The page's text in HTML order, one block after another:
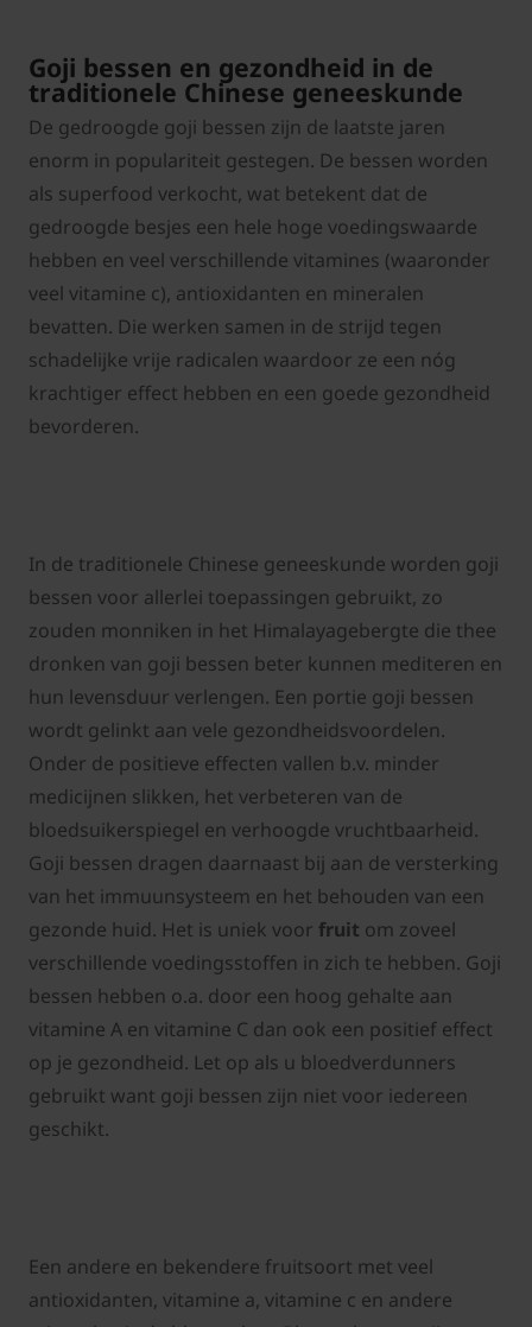
Goji bessen en gezondheid in de
traditionele Chinese geneeskunde
De gedroogde goji bessen zijn de laatste jaren
enorm in populariteit gestegen. De bessen worden
als superfood verkocht, wat betekent dat de
gedroogde besjes een hele hoge voedingswaarde
hebben en veel verschillende vitamines (waaronder
veel vitamine c), antioxidanten en mineralen
bevatten. Die werken samen in de strijd tegen
schadelijke vrije radicalen waardoor ze een nóg
krachtiger effect hebben en een goede gezondheid
bevorderen.
In de traditionele Chinese geneeskunde worden goji
bessen voor allerlei toepassingen gebruikt, zo
zouden monniken in het Himalayagebergte die thee
dronken van goji bessen beter kunnen mediteren en
hun levensduur verlengen. Een portie goji bessen
wordt gelinkt aan vele gezondheidsvoordelen.
Onder de positieve effecten vallen b.v. minder
medicijnen slikken, het verbeteren van de
bloedsuikerspiegel en verhoogde vruchtbaarheid.
Goji bessen dragen daarnaast bij aan de versterking
van het immuunsysteem en het behouden van een
gezonde huid. Het is uniek voor fruit om zoveel
verschillende voedingsstoffen in zich te hebben. Goji
bessen hebben o.a. door een hoog gehalte aan
vitamine A en vitamine C dan ook een positief effect
op je gezondheid. Let op als u bloedverdunners
gebruikt want goji bessen zijn niet voor iedereen
geschikt.
Een andere en bekendere fruitsoort met veel
antioxidanten, vitamine a, vitamine c en andere